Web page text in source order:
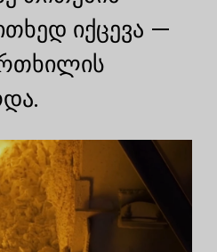
იქცევა —